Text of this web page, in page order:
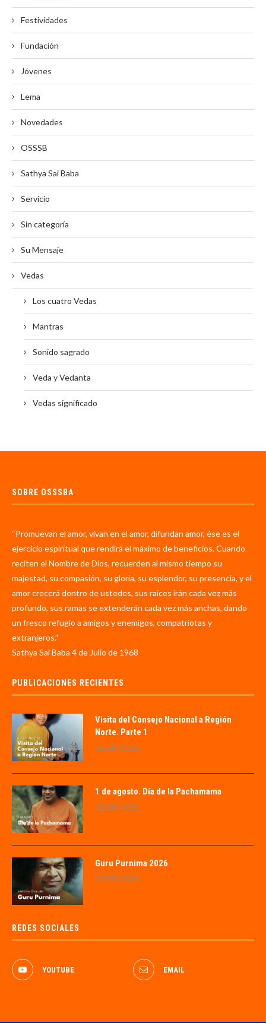
Festividades
Fundación
Jóvenes
Lema
Novedades
OSSSB
Sathya Sai Baba
Servicio
Sin categoría
Su Mensaje
Vedas
Los cuatro Vedas
Mantras
Sonido sagrado
Veda y Vedanta
Vedas significado
SOBRE OSSSBA
“Promuevan el amor, vivan en el amor, difundan amor, ése es el
ejercicio espiritual que rendirá el máximo de beneficios. Cuando
reciten el Nombre de Dios, recuerden al mismo tiempo su
majestad, su compasión, su gloria, su esplendor, su presencia, y el
amor crecerá dentro de ustedes, sus raíces irán cada vez más
profundo, sus ramas se extenderán cada vez más anchas, dando
un fresco refugio a amigos y enemigos, compatriotas y
extranjeros.”
Sathya Sai Baba 4 de Julio de 1968
PUBLICACIONES RECIENTES
Visita del Consejo Nacional a Región
Norte. Parte 1
02/08/2026
1 de agosto. Día de la Pachamama
01/08/2026
Guru Purnima 2026
29/07/2026
REDES SOCIALES
YOUTUBE EMAIL